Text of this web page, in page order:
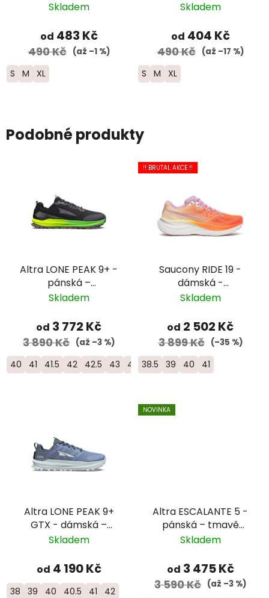
Run -
Skladem
od 483 Kč
490 Kč (až –1 %)
S M XL
Trail - modrá
Skladem
od 404 Kč
490 Kč (až –17 %)
S M XL
Podobné produkty
Altra LONE PEAK 9+ -
pánská –
černá/zelená
Skladem
od 3 772 Kč
3 890 Kč (až –3 %)
40 41 41.5 42 42.5 43 44 44.5 45 46 46.5
!! BRUTAL AKCE !!
Saucony RIDE 19 -
dámská -
oranžová/bílá
Skladem
od 2 502 Kč
3 899 Kč (–35 %)
38.5 39 40 41
Altra LONE PEAK 9+
GTX - dámská –
šedomodrá
Skladem
od 4 190 Kč
38 39 40 40.5 41 42
NOVINKA
Altra ESCALANTE 5 -
pánská – tmavě
modrá
Skladem
od 3 475 Kč
3 590 Kč (až –3 %)